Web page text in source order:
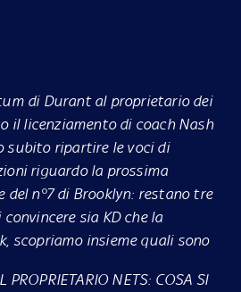
di Durant al proprietario dei
il licenziamento di coach Nash
subito ripartire le voci di
riguardo la prossima
del n°7 di Brooklyn: restano tre
sia KD che la
scopriamo insieme quali sono
PROPRIETARIO NETS: COSA SI